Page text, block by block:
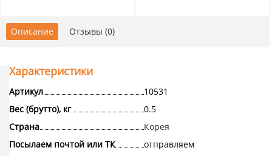
Описание Отзывы (0)
Характеристики
Артикул
10531
Вес (брутто), кг
0.5
Страна
Корея
Посылаем почтой или ТК
отправляем